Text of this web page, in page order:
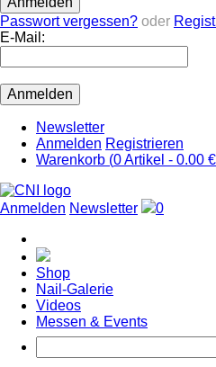
Passwort vergessen? oder
E-Mail:
Newsletter
Anmelden Registrieren
Warenkorb (0Artikel - 0.00 €
Anmelden Newsletter 0
Shop
Nail-Galerie
Videos
Messen & Events